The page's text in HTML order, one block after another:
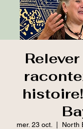
mer. 23 oct. North